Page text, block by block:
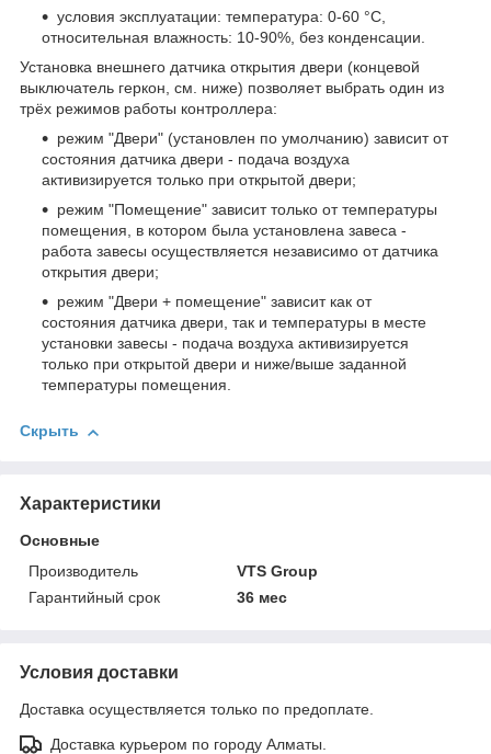
условия эксплуатации: температура: 0-60 °С,
относительная влажность: 10-90%, без конденсации.
Установка внешнего датчика открытия двери (концевой
выключатель геркон, см. ниже) позволяет выбрать один из
трёх режимов работы контроллера:
режим "Двери" (установлен по умолчанию) зависит от
состояния датчика двери - подача воздуха
активизируется только при открытой двери;
режим "Помещение" зависит только от температуры
помещения, в котором была установлена завеса -
работа завесы осуществляется независимо от датчика
открытия двери;
режим "Двери + помещение" зависит как от
состояния датчика двери, так и температуры в месте
установки завесы - подача воздуха активизируется
только при открытой двери и ниже/выше заданной
температуры помещения.
Скрыть
Характеристики
Основные
Производитель
VTS Group
Гарантийный срок
36 мес
Условия доставки
Доставка осуществляется только по предоплате.
Доставка курьером по городу Алматы.